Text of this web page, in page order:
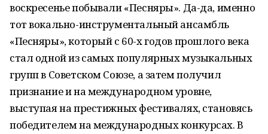
воскресенье побывали «Песняры». Да-да, именно
тот вокально-инструментальный ансамбль
«Песняры», который с 60-х годов прошлого века
стал одной из самых популярных музыкальных
групп в Советском Союзе, а затем получил
признание и на международном уровне,
выступая на престижных фестивалях, становясь
победителем на международных конкурсах. В